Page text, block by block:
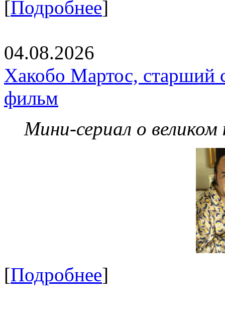
[Подробнее]
04.08.2026
Хакобо Мартос, старший
фильм
Мини-сериал о великом
[Подробнее]